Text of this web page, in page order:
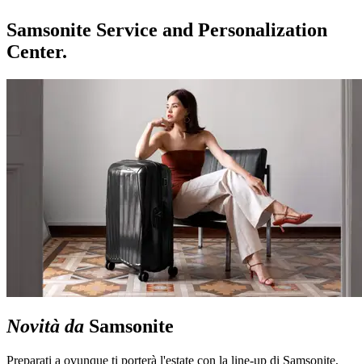
Samsonite Service and Personalization
Center.
Novità da Samsonite
Preparati a ovunque ti porterà l'estate con la line-up di Samsonite,